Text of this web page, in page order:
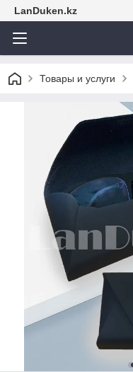
LanDuken.kz
Товары и услуги